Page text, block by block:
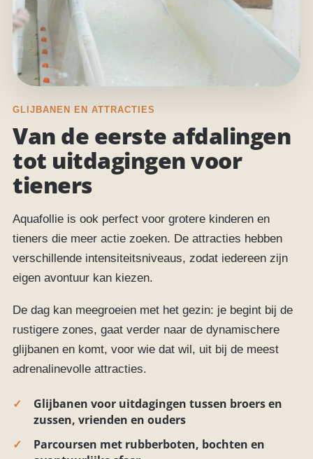
GLIJBANEN EN ATTRACTIES
Van de eerste afdalingen
tot uitdagingen voor
tieners
Aquafollie is ook perfect voor grotere kinderen en
tieners die meer actie zoeken. De attracties hebben
verschillende intensiteitsniveaus, zodat iedereen zijn
eigen avontuur kan kiezen.
De dag kan meegroeien met het gezin: je begint bij de
rustigere zones, gaat verder naar de dynamischere
glijbanen en komt, voor wie dat wil, uit bij de meest
adrenalinevolle attracties.
Glijbanen voor uitdagingen tussen broers en
zussen, vrienden en ouders
Parcoursen met rubberboten, bochten en